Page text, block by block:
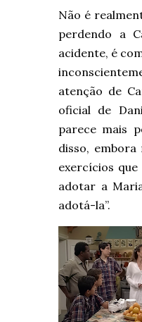
Não é
perdendo a
acidente, é
atenção de
oficial de
parece mais
disso,
exercícios
adotar a
adotá-la”.